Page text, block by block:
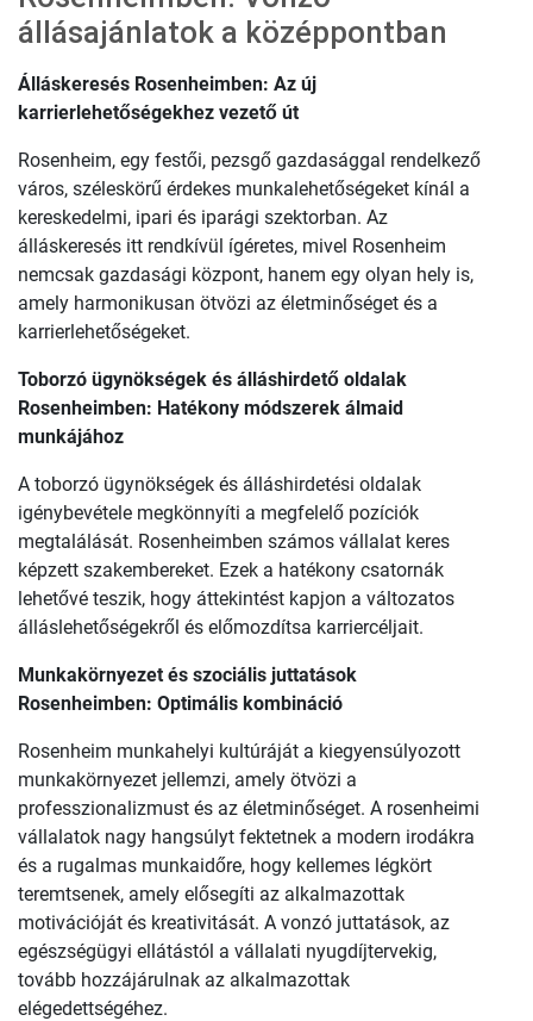
állásajánlatok a középpontban
Álláskeresés Rosenheimben: Az új
karrierlehetőségekhez vezető út
Rosenheim, egy festői, pezsgő gazdasággal rendelkező
város, széleskörű érdekes munkalehetőségeket kínál a
kereskedelmi, ipari és iparági szektorban. Az
álláskeresés itt rendkívül ígéretes, mivel Rosenheim
nemcsak gazdasági központ, hanem egy olyan hely is,
amely harmonikusan ötvözi az életminőséget és a
karrierlehetőségeket.
Toborzó ügynökségek és álláshirdető oldalak
Rosenheimben: Hatékony módszerek álmaid
munkájához
A toborzó ügynökségek és álláshirdetési oldalak
igénybevétele megkönnyíti a megfelelő pozíciók
megtalálását. Rosenheimben számos vállalat keres
képzett szakembereket. Ezek a hatékony csatornák
lehetővé teszik, hogy áttekintést kapjon a változatos
álláslehetőségekről és előmozdítsa karriercéljait.
Munkakörnyezet és szociális juttatások
Rosenheimben: Optimális kombináció
Rosenheim munkahelyi kultúráját a kiegyensúlyozott
munkakörnyezet jellemzi, amely ötvözi a
professzionalizmust és az életminőséget. A rosenheimi
vállalatok nagy hangsúlyt fektetnek a modern irodákra
és a rugalmas munkaidőre, hogy kellemes légkört
teremtsenek, amely elősegíti az alkalmazottak
motivációját és kreativitását. A vonzó juttatások, az
egészségügyi ellátástól a vállalati nyugdíjtervekig,
tovább hozzájárulnak az alkalmazottak
elégedettségéhez.